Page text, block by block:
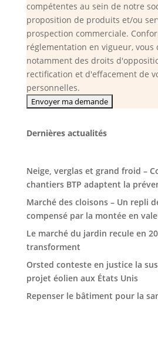
compétentes au sein de notre
proposition de produits et/ou
prospection commerciale.
réglementation en vigueur, vous
notamment des droits
rectification et d'effacement de
personnelles.
Dernières actualités
Neige, verglas et grand froid –
chantiers BTP adaptent la
Marché des cloisons – Un repli
compensé par la montée en
Le marché du jardin recule en
transforment
Orsted conteste en justice la
projet éolien aux États Unis
Repenser le bâtiment pour la